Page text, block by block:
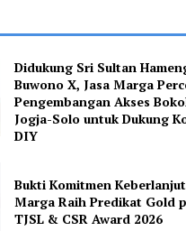
Didukung Sri Sultan
Buwono X, Jasa Marga
Pengembangan Akses
Jogja-Solo untuk Dukung
DIY
Bukti Komitmen
Marga Raih Predikat Gold
TJSL & CSR Award 2026